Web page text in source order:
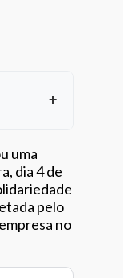
uma
dia 4 de
pelo
no